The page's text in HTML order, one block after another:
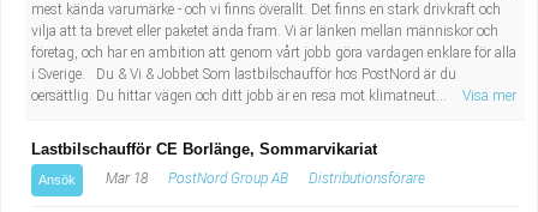
mest kända varumärke - och vi finns överallt. Det finns en stark drivkraft och
vilja att ta brevet eller paketet ända fram. Vi är länken mellan människor och
företag, och har en ambition att genom vårt jobb göra vardagen enklare för alla
i Sverige. Du & Vi & Jobbet Som lastbilschaufför hos PostNord är du
oersättlig. Du hittar vägen och ditt jobb är en resa mot klimatneut...
Visa mer
Lastbilschaufför CE Borlänge, Sommarvikariat
Ansök Mar 18 PostNord Group AB Distributionsförare